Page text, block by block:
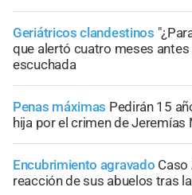
Geriátricos clandestinos
que alertó cuatro meses
escuchada
Penas máximas Pedirán 15
hija por el crimen de Jeremías
Encubrimiento agravado Caso
reacción de sus abuelos tras